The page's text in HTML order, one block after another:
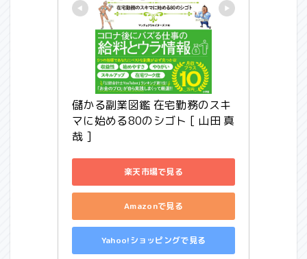
儲かる副業図鑑 在宅勤務のスキ
マに始める80のシゴト [ 山田 真
哉 ]
楽天市場で見る
Amazonで見る
Yahoo!ショッピングで見る